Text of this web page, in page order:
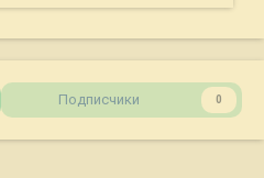
Подписчики 0